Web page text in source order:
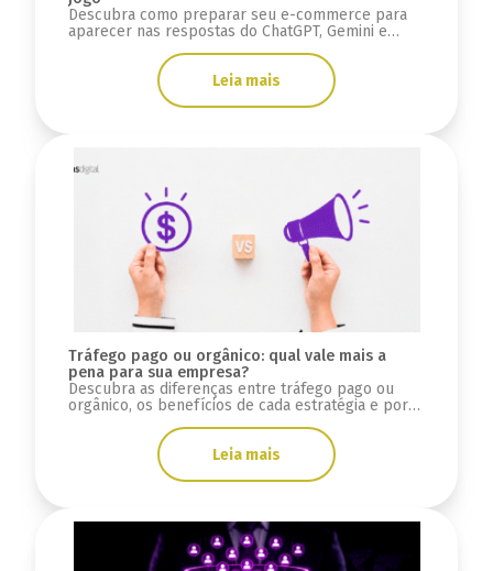
Descubra como preparar seu e-commerce para
aparecer nas respostas do ChatGPT, Gemini e
Leia mais
Tráfego pago ou orgânico: qual vale mais a
pena para sua empresa?
Descubra as diferenças entre tráfego pago ou
orgânico, os benefícios de cada estratégia e por
Leia mais